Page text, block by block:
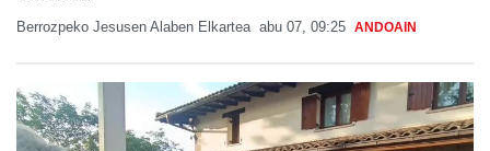
Berrozpeko Jesusen Alaben Elkartea abu 07, 09:25 ANDOAIN